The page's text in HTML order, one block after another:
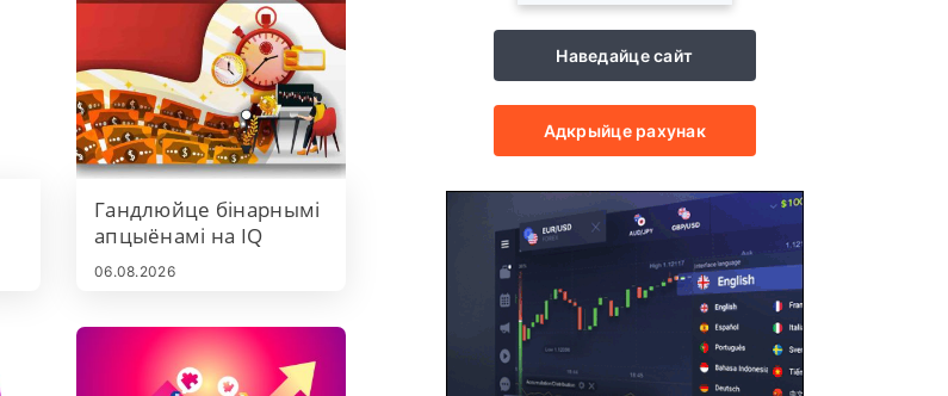
Гандлюйце бінарнымі
апцыёнамі на IQ
Option і здымайце
06.08.2026
Наведайце сайт
Адкрыйце рахунак